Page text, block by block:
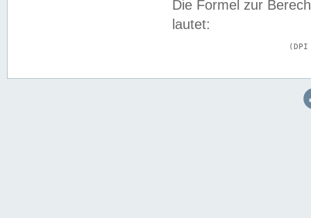
Die Formel zur
lautet: